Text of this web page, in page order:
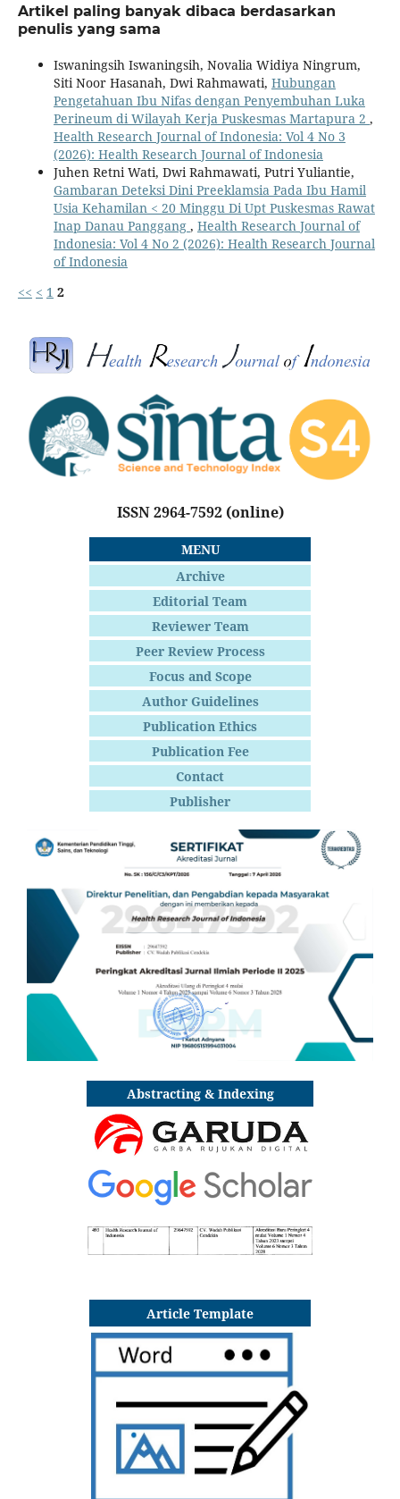
Artikel paling banyak dibaca berdasarkan
penulis yang sama
Iswaningsih Iswaningsih, Novalia Widiya Ningrum,
Siti Noor Hasanah, Dwi Rahmawati, Hubungan
Pengetahuan Ibu Nifas dengan Penyembuhan Luka
Perineum di Wilayah Kerja Puskesmas Martapura 2 ,
Health Research Journal of Indonesia: Vol 4 No 3
(2026): Health Research Journal of Indonesia
Juhen Retni Wati, Dwi Rahmawati, Putri Yuliantie,
Gambaran Deteksi Dini Preeklamsia Pada Ibu Hamil
Usia Kehamilan < 20 Minggu Di Upt Puskesmas Rawat
Inap Danau Panggang , Health Research Journal of
Indonesia: Vol 4 No 2 (2026): Health Research Journal
of Indonesia
<< < 1 2
ISSN 2964-7592(online)
MENU
Archive
Editorial Team
Reviewer Team
Peer Review Process
Focus and Scope
Author Guidelines
Publication Ethics
Publication Fee
Contact
Publisher
Abstracting & Indexing
Article Template